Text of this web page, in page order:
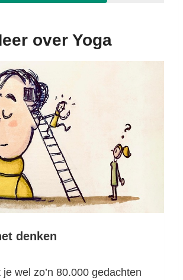
over Yoga
denken
wel zo’n 80.000 gedachten